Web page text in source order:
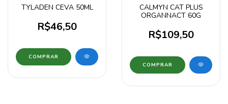
TYLADEN CEVA 50ML
R$46,50
CALMYN CAT PLUS
ORGANNACT 60G
R$109,50